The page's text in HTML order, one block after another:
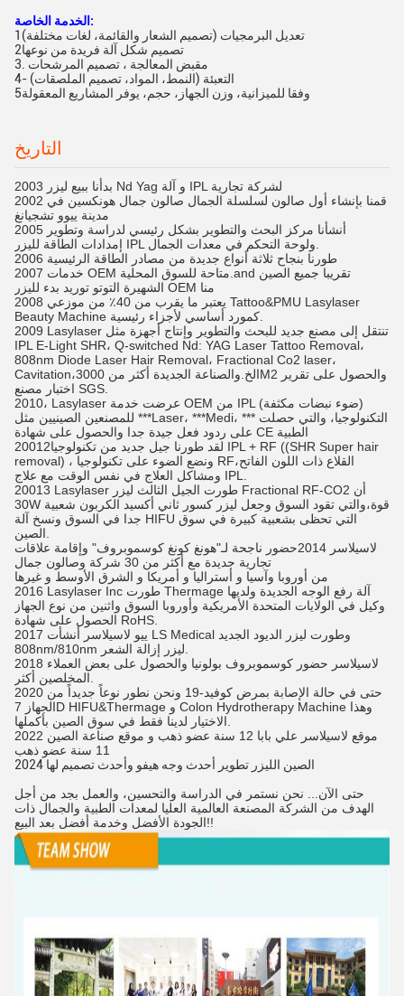
الخدمة الخاصة:
1تعديل البرمجيات (تصميم الشعار والقائمة، لغات مختلفة)
2تصميم شكل آلة فريدة من نوعها
3. مقبض المعالجة ، تصميم المرشحات
4- التعبئة (النمط، المواد، تصميم الملصقات)
5وفقا للميزانية، وزن الجهاز، حجم، يوفر المشاريع المعقولة
التاريخ
2003 بدأنا ببيع ليزر Nd Yag و آلة IPL لشركة تجارية
2002 قمنا بإنشاء أول صالون لسلسلة الجمال صالون جمال هونكسين في
مدينة ييوو تشجيانغ
2005 أنشأنا مركز البحث والتطوير بشكل رئيسي لدراسة وتطوير
2006 طورنا بنجاح ثلاثة أنواع جديدة من مصادر الطاقة الرئيسية
2007 خدمات OEM متاحة للسوق المحلية.and تقريبا جميع الصين
الشهيرة التوتو توريد بدء لليزر OEM منا
2008 يعتبر ما يقرب من 40٪ من موزعي Tattoo&PMU Lasylaser
2009 Lasylaser تنتقل إلى مصنع جديد للبحث والتطوير وإنتاج أجهزة مثل
IPL E-Light SHR، Q-switched Nd: YAG Laser Tattoo Removal،
808nm Diode Laser Hair Removal، Fractional Co2 laser،
Cavitation،الخ.والصناعة الجديدة أكثر من 3000M2 والحصول على تقرير
اختبار مصنع SGS.
2010، Lasylaser عرضت خدمة OEM من IPL (ضوء نبضات مكثفة)
للمصنعين الصينيين مثل ***Laser، ***Medi، *** التكنولوجيا، والتي حصلت
على ردود فعل جيدة جدا والحصول على شهادة CE الطبية
20012لقد طورنا جيل جديد من تكنولوجيا IPL + RF ((SHR Super hair
removal) ، ونضع الضوء على تكنولوجيا RF،القلاع ذات اللون الفاتح
ومشاكل العلاج في نفس الوقت مع علاج IPL.
20013 Lasylaser طورت الجيل الثالث ليزر Fractional RF-CO2 أن
30W قوة،والتي تقود السوق وجعل ليزر كسور ثاني أكسيد الكربون شعبية
جدا في السوق ونسخ آلة HIFU التي تحظى بشعبية كبيرة في سوق
لاسيلاسر 2014
حضور ناجحة لـ"هونغ كونغ كوسموبروف" وإقامة علاقات
تجارية جديدة مع أكثر من 30 شركة وصالون جمال
من أوروبا وآسيا و أستراليا و أمريكا و الشرق الأوسط و غيرها
2016 Lasylaser Inc طورت Thermage آلة رفع الوجه الجديدة ولديها
وكيل في الولايات المتحدة الأمريكية وأوروبا السوق واثنين من نوع الجهاز
الحصول على شهادة RoHS.
2017 ييو لاسيلاسر أنشأت LS Medical وطورت ليزر الديود الجديد
2018 لاسيلاسر حضور كوسموبروف بولونيا والحصول على بعض العملاء
2020 حتى في حالة الإصابة بمرض كوفيد-19 ونحن نطور نوعاً جديداً من
الجهاز 7D HIFU&Thermage و Colon Hydrotherapy Machine وهذا
2022 موقع لاسيلاسر علي بابا 12 سنة عضو ذهب و موقع صناعة الصين
11 سنة عضو ذهب
2024 الصين الليزر تطوير أحدث وجه هيفو وأحدث تصميم لها
حتى الآن... نحن نستمر في الدراسة والتحسين، والعمل بجد من أجل
الهدف من الشركة المصنعة العالمية العليا لمعدات الطبية والجمال ذات
الجودة الأفضل وخدمة أفضل بعد البيع!!